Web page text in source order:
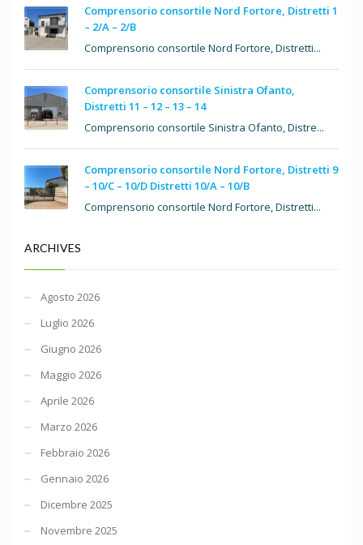
Comprensorio consortile Nord Fortore, Distretti 1
– 2/A – 2/B
Comprensorio consortile Nord Fortore, Distretti...
Comprensorio consortile Sinistra Ofanto,
Distretti 11 – 12 – 13 – 14
Comprensorio consortile Sinistra Ofanto, Distre...
Comprensorio consortile Nord Fortore, Distretti 9
– 10/C – 10/D Distretti 10/A – 10/B
Comprensorio consortile Nord Fortore, Distretti...
ARCHIVES
Agosto 2026
Luglio 2026
Giugno 2026
Maggio 2026
Aprile 2026
Marzo 2026
Febbraio 2026
Gennaio 2026
Dicembre 2025
Novembre 2025